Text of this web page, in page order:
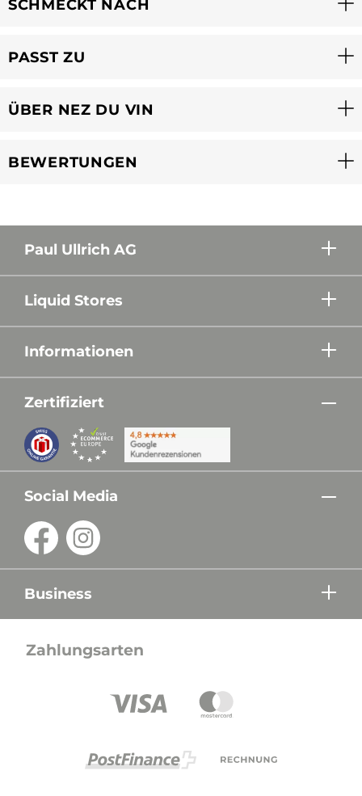
SCHMECKT NACH
PASST ZU
ÜBER NEZ DU VIN
BEWERTUNGEN
Paul Ullrich AG
Liquid Stores
Informationen
Zertifiziert
Social Media
Business
Zahlungsarten